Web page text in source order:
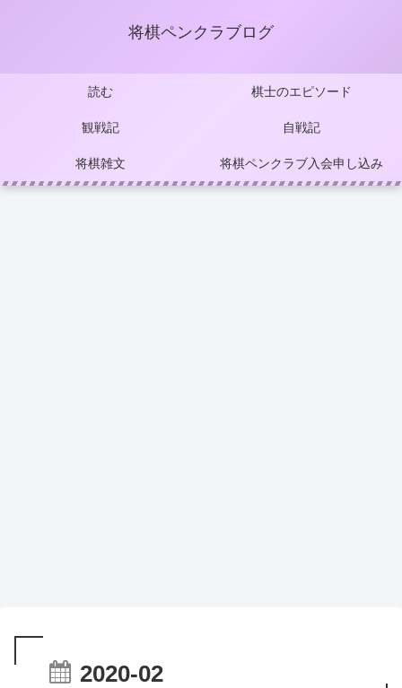
将棋ペンクラブログ
読む 棋士のエピソード
観戦記 自戦記
将棋雑文 将棋ペンクラブ入会申し込み
2020-02